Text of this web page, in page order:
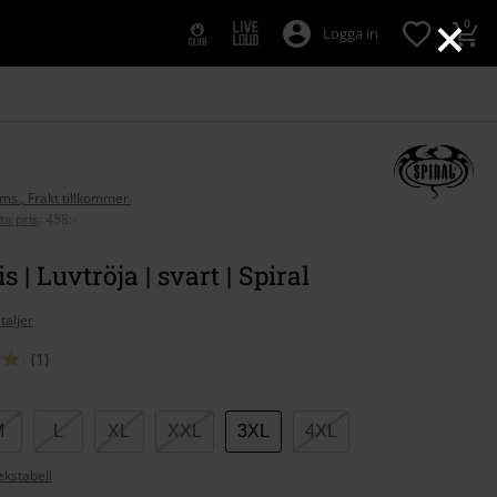
×
Logga in 0
Frakt tillkommer.
pris
458:-
| Luvtröja | svart | Spiral
(1)
XL XXL 3XL 4XL